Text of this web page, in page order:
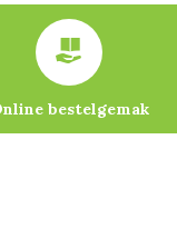
bestelgemak